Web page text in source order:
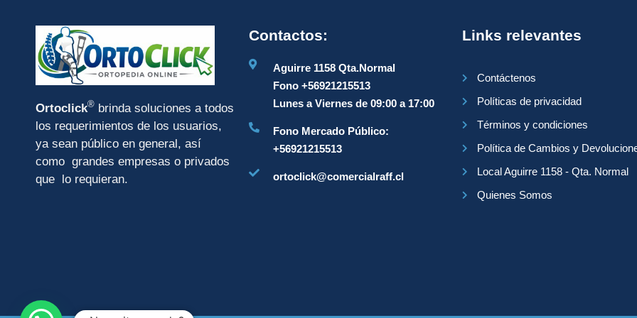
Ortoclick® brinda soluciones a todos
los requerimientos de los usuarios,
ya sean público en general, así
como grandes empresas o privados
que lo requieran.
Contactos:
Aguirre 1158 Qta.Normal
Fono +56921215513
Lunes a Viernes de 09:00 a 17:00
Fono Mercado Público:
+56921215513
ortoclick@comercialraff.cl
Links relevantes
Contáctenos
Políticas de privacidad
Términos y condiciones
Política de Cambios y
Local Aguirre 1158 - Qta. Normal
Quienes Somos